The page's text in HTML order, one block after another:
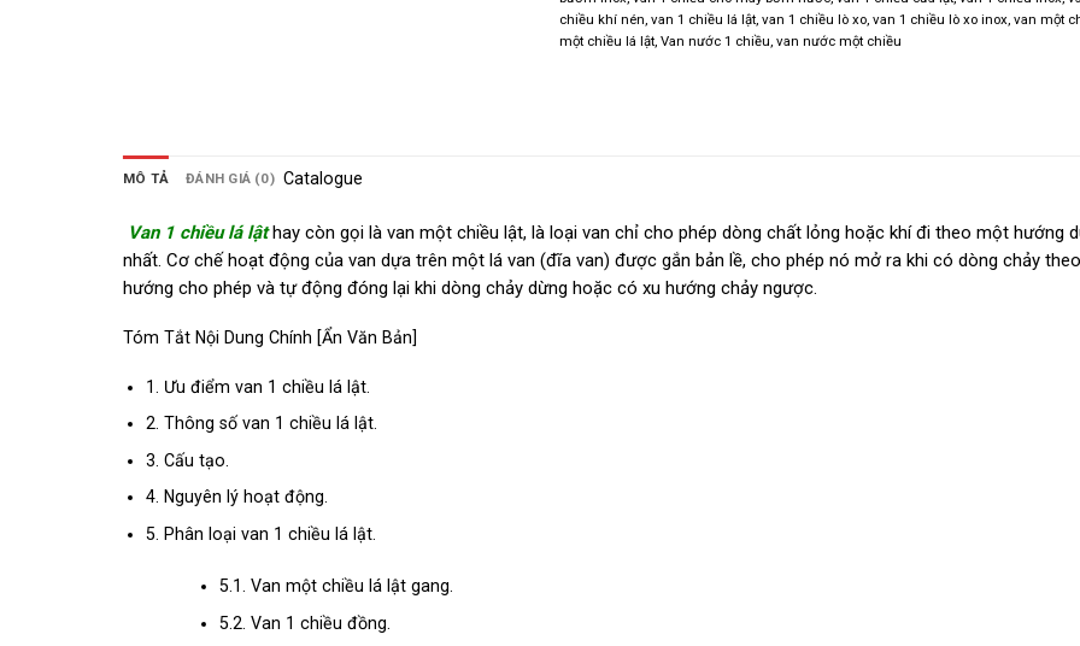
chiều khí nén,van 1 chiều lá lật,van 1 chiều lò xo,van 1 chiều lò xo inox,van một
một chiều lá lật,Van nước 1 chiều,van nước một chiều
MÔ TẢ ĐÁNH GIÁ (0) Catalogue
Van 1 chiều lá lậthay còn gọi là van một chiều lật, là loại van chỉ cho phép dòng chất lỏng hoặc khí đi theo một hướng
nhất. Cơ chế hoạt động của van dựa trên một lá van (đĩa van) được gắn bản lề, cho phép nó mở ra khi có dòng chảy theo
hướng cho phép và tự động đóng lại khi dòng chảy dừng hoặc có xu hướng chảy ngược.
Tóm Tắt Nội Dung Chính [Ẩn Văn Bản]
1.
Ưu điểm van 1 chiều lá lật.
2. Thông số van 1 chiều lá lật.
3. Cấu tạo.
4. Nguyên lý hoạt động.
5. Phân loại van 1 chiều lá lật.
5.1.
Van một chiều lá lật gang.
5.2. Van 1 chiều đồng.